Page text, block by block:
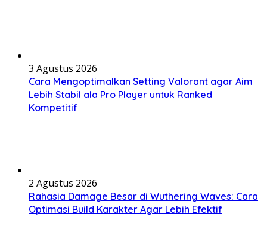
3 Agustus 2026
Cara Mengoptimalkan Setting Valorant agar Aim
Lebih Stabil ala Pro Player untuk Ranked
Kompetitif
2 Agustus 2026
Rahasia Damage Besar di Wuthering Waves: Cara
Optimasi Build Karakter Agar Lebih Efektif